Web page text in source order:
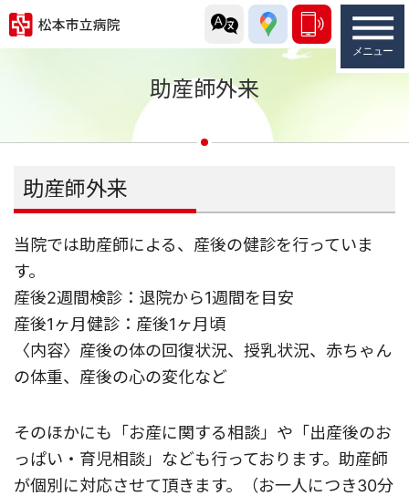
助産師外来
助産師外来
当院では助産師による、産後の健診を⾏っていま
す。
産後2週間検診：退院から1週間を⽬安
産後1ヶ⽉健診：産後1ヶ⽉頃
〈内容〉産後の体の回復状況、授乳状況、⾚ちゃん
の体重、産後の⼼の変化など
そのほかにも「お産に関する相談」や「出産後のお
っぱい・育児相談」なども⾏っております。助産師
が個別に対応させて頂きます。（お⼀⼈につき30分